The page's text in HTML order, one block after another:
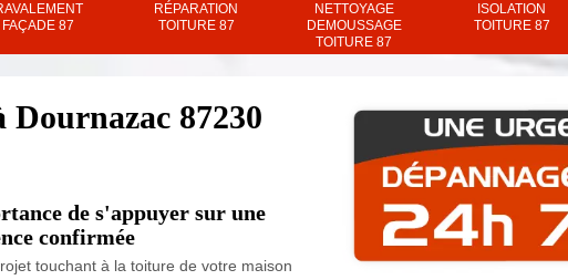
FAÇADE 87
RÉPARATION
TOITURE 87
NETTOYAGE
DEMOUSSAGE
TOITURE 87
ISOLATION
TOITURE 87
87230
de s'appuyer sur une
confirmée
touchant à la toiture de votre maison